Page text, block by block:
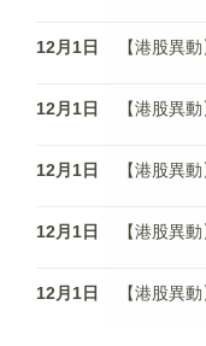
12月1日 【港股異
12月1日 【港股異
12月1日 【港股異
12月1日 【港股異
12月1日 【港股異